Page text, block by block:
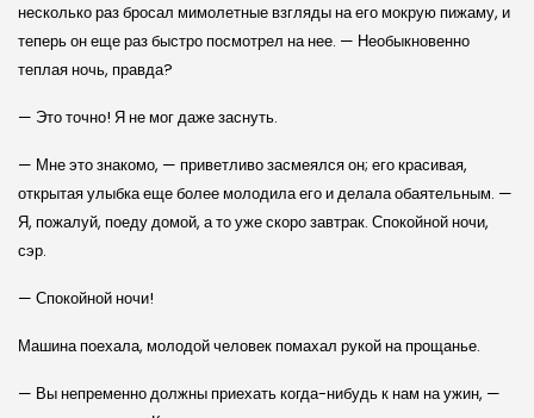
несколько раз бросал мимолетные взгляды на его мокрую пижаму, и
теперь он еще раз быстро посмотрел на нее. — Необыкновенно
теплая ночь, правда?
— Это точно! Я не мог даже заснуть.
— Мне это знакомо, — приветливо засмеялся он; его красивая,
открытая улыбка еще более молодила его и делала обаятельным. —
Я, пожалуй, поеду домой, а то уже скоро завтрак. Спокойной ночи,
сэр.
— Спокойной ночи!
Машина поехала, молодой человек помахал рукой на прощанье.
— Вы непременно должны приехать когда-нибудь к нам на ужин, —